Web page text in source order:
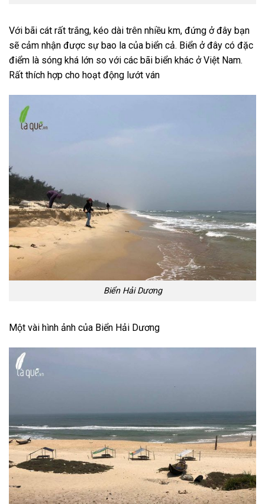
Với bãi cát rất trắng, kéo dài trên nhiều km, đứng ở đây bạn
sẽ cảm nhận được sự bao la của biển cả. Biển ở đây có đặc
điểm là sóng khá lớn so với các bãi biển khác ở Việt Nam.
Rất thích hợp cho hoạt động lướt ván
Biển Hải Dương
Một vài hình ảnh của Biển Hải Dương